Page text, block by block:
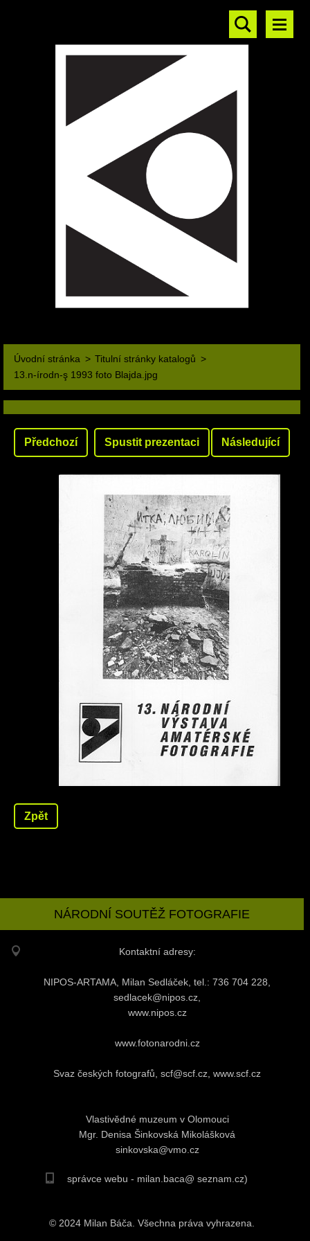
Úvodní stránka > Titulní stránky katalogů >
13.n-írodn-ş 1993 foto Blajda.jpg
Předchozí Spustit prezentaci Následující
Zpět
NÁRODNÍ SOUTĚŽ FOTOGRAFIE
Kontaktní adresy:
NIPOS-ARTAMA, Milan Sedláček, tel.: 736 704 228,
sedlacek@nipos.cz,
www.nipos.cz
www.fotonarodni.cz
Svaz českých fotografů, scf@scf.cz, www.scf.cz
Vlastivědné muzeum v Olomouci
Mgr. Denisa Šinkovská Mikolášková
sinkovska@vmo.cz
správce webu - milan.baca@ seznam.cz)
© 2024 Milan Báča. Všechna práva vyhrazena.